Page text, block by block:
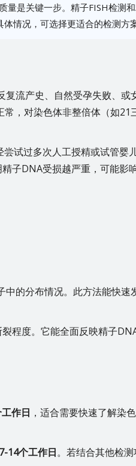
量是关键一步。精子FISH检测
情况，可选择更适合的检测方案
流产史、自然受孕失败、或
，对染色体非整倍体（如21
试过多次人工授精或试管婴
子DNA受损越严重，可能影响
的分布情况。此方法能快速
程度。它能全面反映精子
作日 ，适合需要快速了解染
7-14个工作日。若结合其他检